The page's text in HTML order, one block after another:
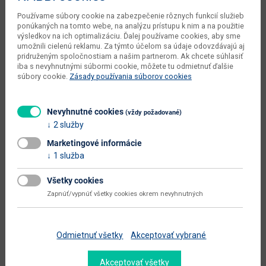
váha s obalom dodávateľa 76 kg
počet balíkov dodávateľa 3 ks
dodávateľa
0.118 m3
dodáva sa v demonte
hlavná farba
sonoma svetlá / biely lesk
hlavný materiál aglomerovaný materiál
laminovaná DTD
Používame súbory cookie na zabezpečenie rôznych funkcií služieb
ponúkaných na tomto webe, na analýzu prístupu k nim a na použitie
výsledkov na ich optimalizáciu. Ďalej používame cookies, aby sme
umožnili cielenú reklamu. Za týmto účelom sa údaje odovzdávajú aj
pridruženým spoločnostiam a našim partnerom. Ak chcete súhlasiť
iba s nevyhnutnými súbormi cookie, môžete tu odmietnuť ďalšie
súbory cookie. Zásady používania súborov cookies
Nevyhnutné cookies (vždy požadované)
2 služby
Marketingové informácie
1 služba
Všetky cookies
Zapnúť/vypnúť všetky cookies okrem nevyhnutných
Odmietnuť všetky Akceptovať vybrané
Akceptovať všetky